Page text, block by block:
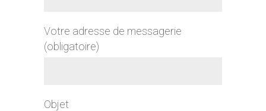
Votre adresse de messagerie
(obligatoire)
Objet